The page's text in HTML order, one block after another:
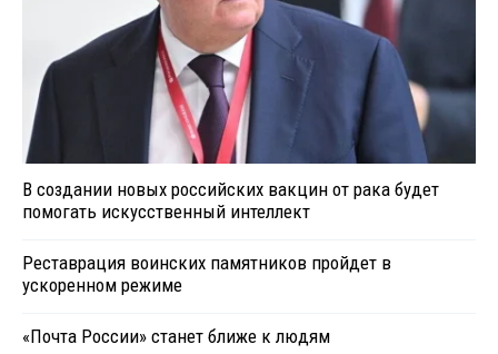
В создании новых российских вакцин от рака будет
помогать искусственный интеллект
Реставрация воинских памятников пройдет в
ускоренном режиме
«Почта России» станет ближе к людям